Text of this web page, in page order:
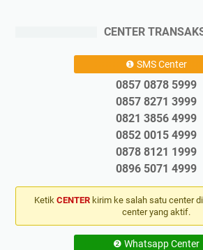
CENTER
❶ SMS Center
0857 0878 5999
0857 8271 3999
0821 3856 4999
0852 0015 4999
0878 8121 1999
0896 5071 4999
Ketik CENTER kirim ke salah satu center
center yang aktif.
❷ Whatsapp Center